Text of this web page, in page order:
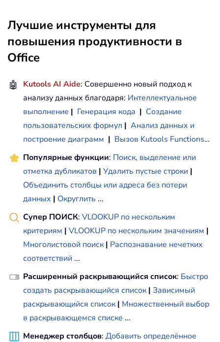
Лучшие инструменты для
повышения продуктивности в
Office
🤖 Kutools AI Aide: Совершенно новый подход к
анализу данных благодаря: Интеллектуальное
выполнение | Генерация кода | Создание
пользовательских формул | Анализ данных и
построение диаграмм | Вызов Kutools Functions…
Популярные функции: Поиск, выделение или
отметка дубликатов | Удалить пустые строки |
Объединить столбцы или адреса без потери
данных | Округлить ...
Супер ПОИСК: VLOOKUP по нескольким
критериям | VLOOKUP по нескольким значениям |
Многолистовой поиск | Распознавание нечетких
соответствий ...
Расширенный раскрывающийся список: Быстро
создать раскрывающийся список | Зависимый
раскрывающийся список | Множественный выбор
в раскрывающемся списке ...
Менеджер столбцов: Добавить определённое